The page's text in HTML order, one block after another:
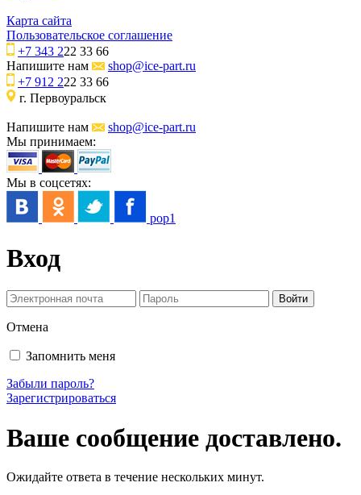
Карта сайта
Пользовательское соглашение
+7 343 222 33 66
Напишите нам
shop@ice-part.ru
+7 912 222 33 66
г. Первоуральск
Напишите нам
shop@ice-part.ru
Мы принимаем:
Мы в соцсетях:
pop1
Вход
Отмена
Запомнить меня
Забыли пароль?
Зарегистрироваться
Ваше сообщение доставлено.
Ожидайте ответа в течение нескольких минут.